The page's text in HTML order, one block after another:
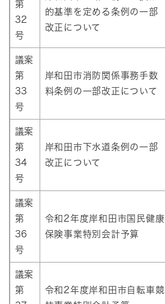
第
32
号
的基準を定める条例の一部
改正について
議案
第
33
号
岸和田市消防関係事務手数
料条例の一部改正について
議案
第
34
号
岸和田市下水道条例の一部
改正について
議案
第
36
号
令和2年度岸和田市国民健康
保険事業特別会計予算
議案
第
令和2年度岸和田市自転車競